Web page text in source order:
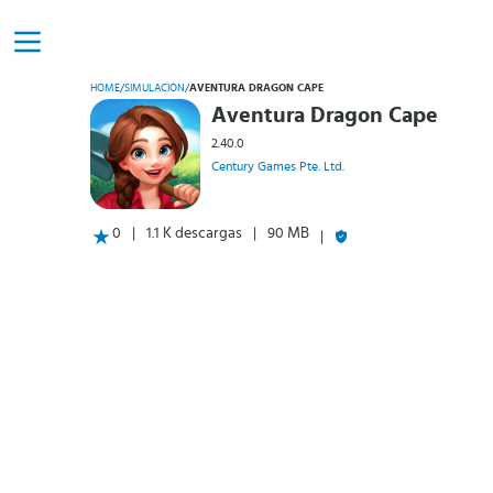
HOME/SIMULACIÓN/AVENTURA DRAGON CAPE
Aventura Dragon Cape
2.40.0
Century Games Pte. Ltd.
0 1.1 K descargas 90 MB